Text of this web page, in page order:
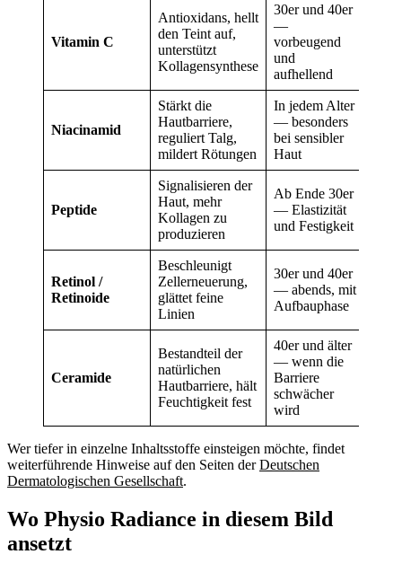
Vitamin C
Antioxidans, hellt
den Teint auf,
unterstützt
Kollagensynthese
30er und 40er
—
vorbeugend
und
aufhellend
Niacinamid
Stärkt die
Hautbarriere,
reguliert Talg,
mildert Rötungen
In jedem Alter
— besonders
bei sensibler
Haut
Peptide
Signalisieren der
Haut, mehr
Kollagen zu
produzieren
Ab Ende 30er
— Elastizität
und Festigkeit
Retinol /
Retinoide
Beschleunigt
Zellerneuerung,
glättet feine
Linien
30er und 40er
— abends, mit
Aufbauphase
Ceramide
Bestandteil der
natürlichen
Hautbarriere, hält
Feuchtigkeit fest
40er und älter
— wenn die
Barriere
schwächer
wird
Wer tiefer in einzelne Inhaltsstoffe einsteigen möchte, findet
weiterführende Hinweise auf den Seiten derDeutschen
Dermatologischen Gesellschaft.
Wo Physio Radiance in diesem Bild
ansetzt